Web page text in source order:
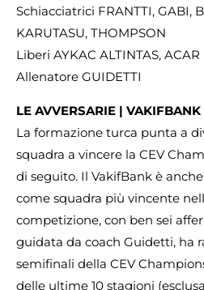
Schiacciatrici FRANTTI, GABI,
KARUTASU, THOMPSON
Liberi AYKAC ALTINTAS, ACAR
Allenatore GUIDETTI
LE AVVERSARIE |
La formazione turca punta a
squadra a vincere la CEV
di seguito. Il VakifBank è
come squadra più vincente
competizione, con ben sei
guidata da coach Guidetti, ha
semifinali della CEV
delle ultime 10 stagioni